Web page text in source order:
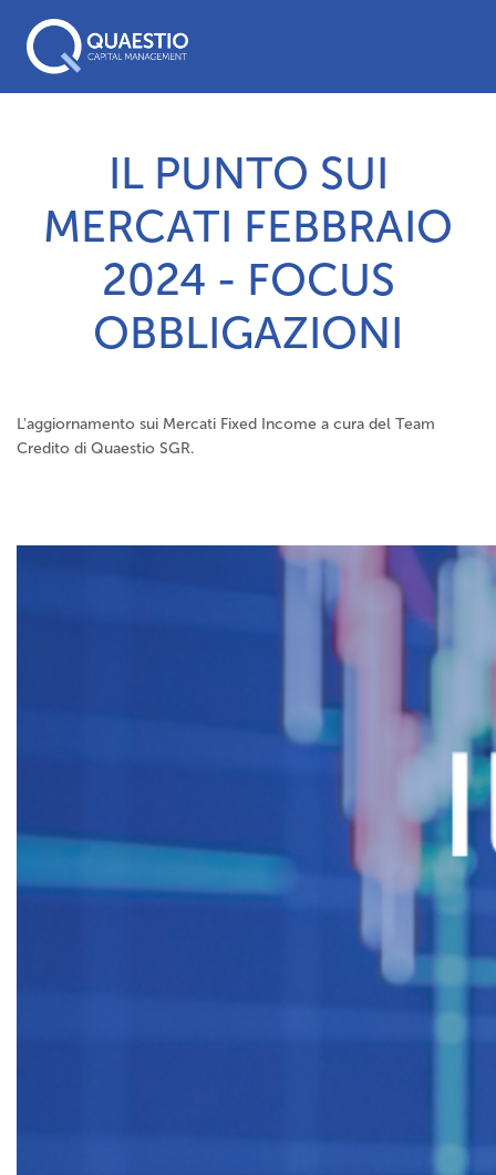
IL PUNTO SUI
MERCATI FEBBRAIO
2024 - FOCUS
OBBLIGAZIONI
L'aggiornamento sui Mercati Fixed Income a cura del Team
Credito di Quaestio SGR.